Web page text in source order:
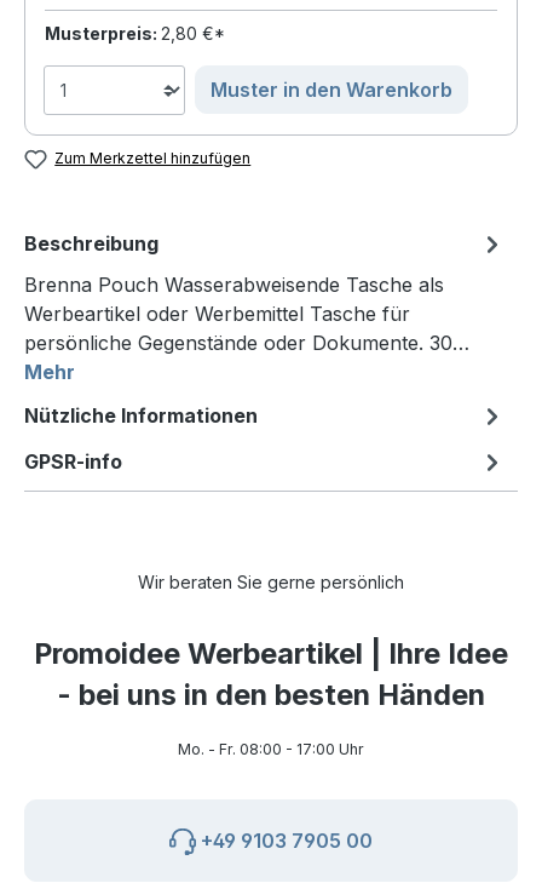
Musterpreis: 2,80 €*
Muster in den Warenkorb
Zum Merkzettel hinzufügen
Beschreibung
Brenna Pouch Wasserabweisende Tasche als
Werbeartikel oder Werbemittel Tasche für
persönliche Gegenstände oder Dokumente. 30…
Mehr
Nützliche Informationen
GPSR-info
Wir beraten Sie gerne persönlich
Promoidee Werbeartikel | Ihre Idee
- bei uns in den besten Händen
Mo. - Fr. 08:00 - 17:00 Uhr
+49 9103 7905 00